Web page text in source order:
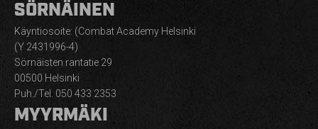
SÖRNÄINEN
Käyntiosoite: (Combat Academy Helsinki
(Y 2431996-4)
Sörnäisten rantatie 29
00500 Helsinki
Puh./Tel. 050 433 2353
MYYRMÄKI